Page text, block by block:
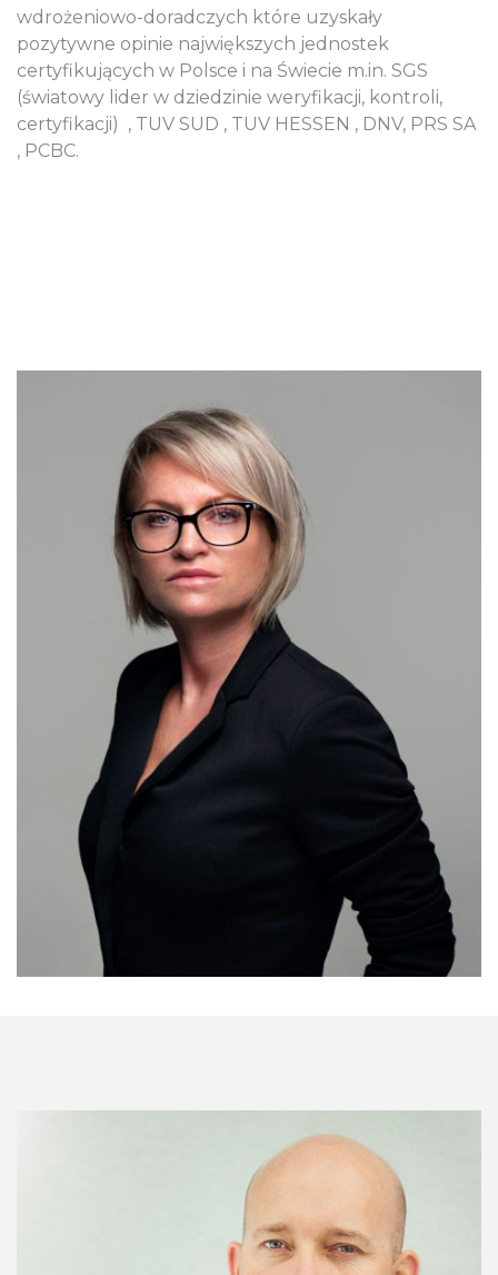
wdrożeniowo-doradczych które uzyskały
pozytywne opinie największych jednostek
certyfikujących w Polsce i na Świecie m.in. SGS
(światowy lider w dziedzinie weryfikacji, kontroli,
certyfikacji) , TUV SUD , TUV HESSEN , DNV, PRS SA
, PCBC.